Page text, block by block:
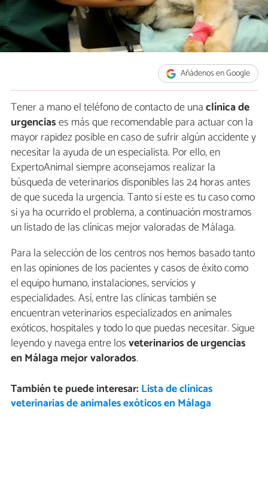
Añádenos en Google
Tener a mano el teléfono de contacto de unaclínica de
urgenciases más que recomendable para actuar con la
mayor rapidez posible en caso de sufrir algún accidente y
necesitar la ayuda de un especialista. Por ello, en
ExpertoAnimal siempre aconsejamos realizar la
búsqueda de veterinarios disponibles las 24 horas antes
de que suceda la urgencia. Tanto si este es tu caso como
si ya ha ocurrido el problema, a continuación mostramos
un listado de las clínicas mejor valoradas de Málaga.
Para la selección de los centros nos hemos basado tanto
en las opiniones de los pacientes y casos de éxito como
el equipo humano, instalaciones, servicios y
especialidades. Así, entre las clínicas también se
encuentran veterinarios especializados en animales
exóticos, hospitales y todo lo que puedas necesitar. Sigue
leyendo y navega entre losveterinarios de urgencias
en Málaga mejor valorados.
También te puede interesar: Lista de clínicas
veterinarias de animales exóticos en Málaga